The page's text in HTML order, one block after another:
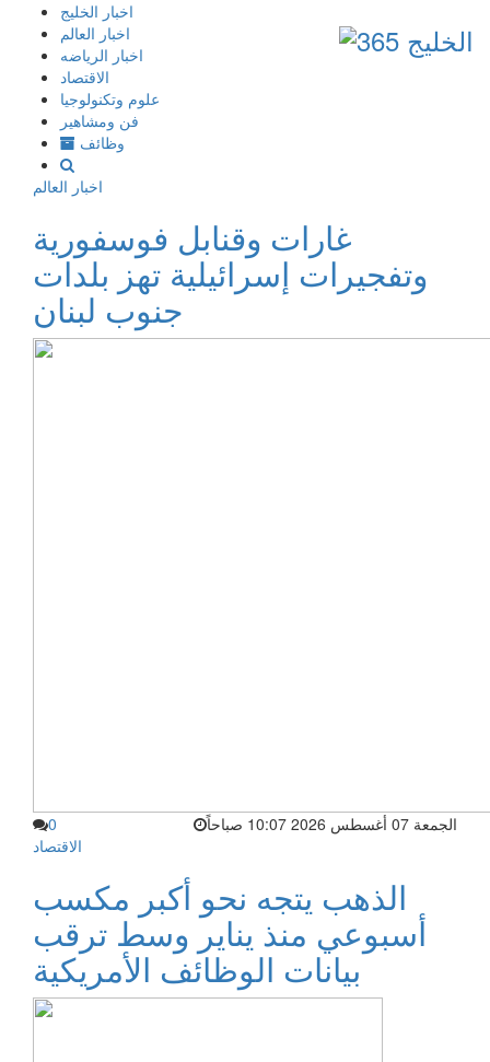
إذهب
المحتوى
اخبار الخليج
اخبار العالم
اخبار الرياضه
الاقتصاد
علوم وتكنولوجيا
فن ومشاهير
وظائف
اخبار العالم
غارات وقنابل فوسفورية
وتفجيرات إسرائيلية تهز بلدات
جنوب لبنان
الجمعة 07 أغسطس 2026 10:07 صباحاً
0
الاقتصاد
الذهب يتجه نحو أكبر مكسب
أسبوعي منذ يناير وسط ترقب
بيانات الوظائف الأمريكية